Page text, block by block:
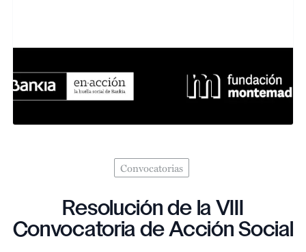
Convocatorias
Resolución de la VIII
Convocatoria de Acción Social